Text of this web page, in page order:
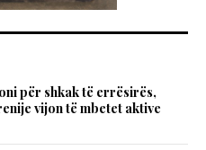
për shkak të errësirës,
vijon të mbetet aktive